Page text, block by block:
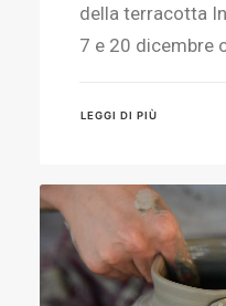
della terracotta
7 e 20 dicembre
LEGGI DI PIÙ